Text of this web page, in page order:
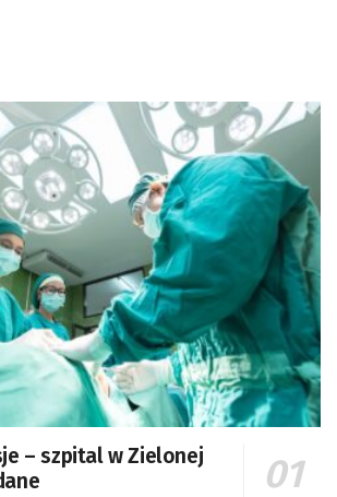
– szpital w Zielonej